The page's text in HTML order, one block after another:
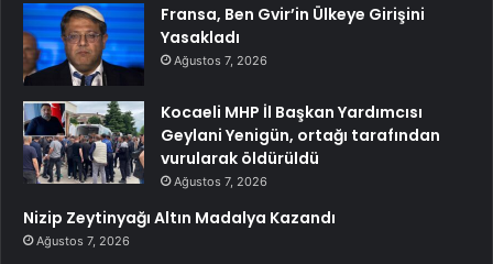
Fransa, Ben Gvir’in Ülkeye Girişini
Yasakladı
Ağustos 7, 2026
Kocaeli MHP İl Başkan Yardımcısı
Geylani Yenigün, ortağı tarafından
vurularak öldürüldü
Ağustos 7, 2026
Nizip Zeytinyağı Altın Madalya Kazandı
Ağustos 7, 2026